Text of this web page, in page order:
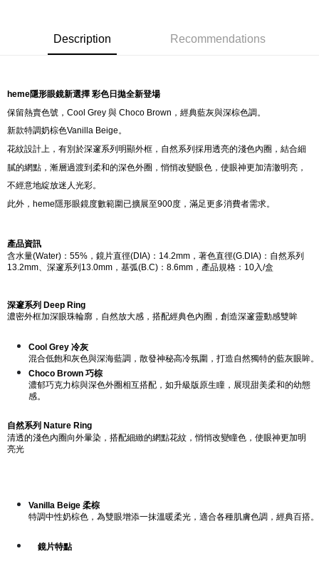
Shipping Method
Delivery
Shipping Rates
Delivery
Country/Region Delivery Shipping Rates
Description Recommendations
heme隱形眼鏡新選擇 彩色日拋全新登場
保留熱賣色號，Cool Grey 與 Choco Brown，經典藍灰與深棕色調。
新款特調奶棕色Vanilla Beige。
花紋設計上，有別於深邃系列明顯外框，自然系列採用透亮的淺色內圈，結合細
膩的網點，漸層過渡到柔和的深色外圈，悄悄改變眼色，使眼神更加清澈明亮，
不經意地綻放迷人光彩。
此外，heme隱形眼鏡度數範圍已擴展至900度，滿足更多消費者需求。
產品資訊
含水量(Water)：55%，鏡片直徑(DIA)：14.2mm，著色直徑(G.DIA)：自然系列
13.2mm、深邃系列13.0mm，基弧(B.C)：8.6mm，產品規格：10入/盒
深邃系列 Deep Ring
濃密外框加深眼珠輪廓，自然放大感，搭配經典色內圈，創造深邃靈動感雙眸
Cool Grey 冷灰
混合低飽和灰色與深海藍調，散發神秘高冷氛圍，打造自然獨特的藍灰眼眸。
Choco Brown 巧棕
濃郁巧克力棕與深色外圈相互搭配，如升級版原生瞳，展現甜美柔和的幼態
感。
自然系列 Nature Ring
清透的淺色內圈向外暈染，搭配細緻的網點花紋，悄悄改變瞳色，使眼神更加明
亮光
Vanilla Beige 柔棕
特調中性奶棕色，為雙眼增添一抹溫暖柔光，適合各種肌膚色調，經典百搭。
鏡片特點